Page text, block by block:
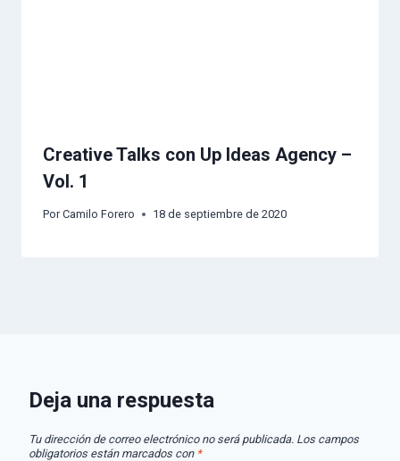
Creative Talks con Up Ideas Agency –
Vol. 1
Por Camilo Forero 18 de septiembre de 2020
Deja una respuesta
Tu dirección de correo electrónico no será publicada. Los campos
obligatorios están marcados con *